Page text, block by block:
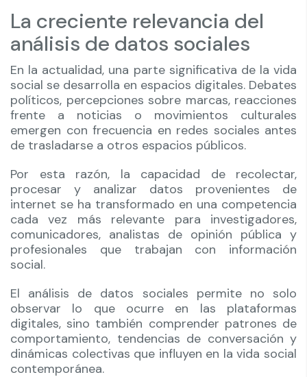
La creciente relevancia del
análisis de datos sociales
En la actualidad, una parte significativa de la vida
social se desarrolla en espacios digitales. Debates
políticos, percepciones sobre marcas, reacciones
frente a noticias o movimientos culturales
emergen con frecuencia en redes sociales antes
de trasladarse a otros espacios públicos.
Por esta razón, la capacidad de recolectar,
procesar y analizar datos provenientes de
internet se ha transformado en una competencia
cada vez más relevante para investigadores,
comunicadores, analistas de opinión pública y
profesionales que trabajan con información
social.
El análisis de datos sociales permite no solo
observar lo que ocurre en las plataformas
digitales, sino también comprender patrones de
comportamiento, tendencias de conversación y
dinámicas colectivas que influyen en la vida social
contemporánea.